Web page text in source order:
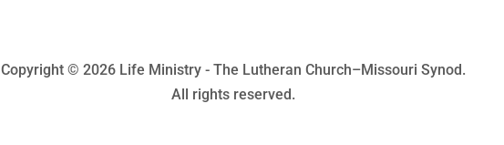
Copyright © 2026 Life Ministry - The Lutheran Church–Missouri Synod.
All rights reserved.